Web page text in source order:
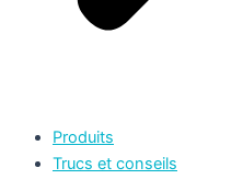
Produits
Trucs et conseils